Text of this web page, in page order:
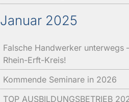
Januar 2025
Falsche Handwerker unterwegs
Rhein-Erft-Kreis!
Kommende Seminare in 2026
TOP AUSBILDUNGSBETRIEB